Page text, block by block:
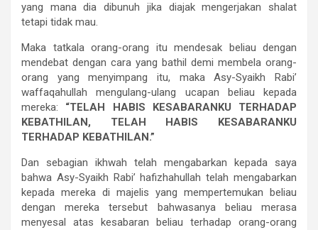
yang mana dia dibunuh jika diajak mengerjakan shalat
tetapi tidak mau.
Maka tatkala orang-orang itu mendesak beliau dengan
mendebat dengan cara yang bathil demi membela orang-
orang yang menyimpang itu, maka Asy-Syaikh Rabi’
waffaqahullah mengulang-ulang ucapan beliau kepada
mereka: “TELAH HABIS KESABARANKU TERHADAP
KEBATHILAN, TELAH HABIS KESABARANKU
TERHADAP KEBATHILAN.”
Dan sebagian ikhwah telah mengabarkan kepada saya
bahwa Asy-Syaikh Rabi’ hafizhahullah telah mengabarkan
kepada mereka di majelis yang mempertemukan beliau
dengan mereka tersebut bahwasanya beliau merasa
menyesal atas kesabaran beliau terhadap orang-orang